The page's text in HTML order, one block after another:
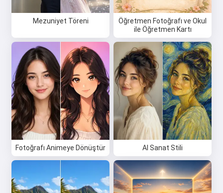
Mezuniyet Töreni
Öğretmen Fotoğrafı ve Okul
ile Öğretmen Kartı
Fotoğrafı Animeye Dönüştür AI Sanat Stili